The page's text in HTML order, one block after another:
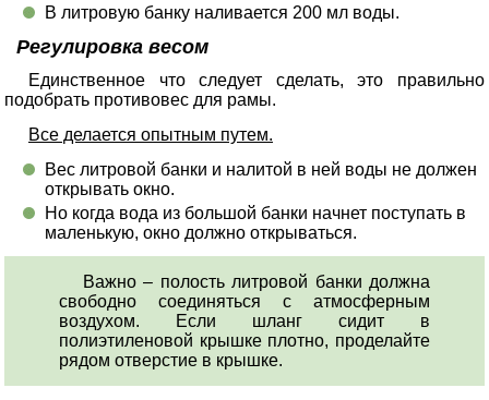
В литровую банку наливается 200 мл воды.
Регулировка весом
Единственное что следует сделать, это правильно
подобрать противовес для рамы.
Все делается опытным путем.
Вес литровой банки и налитой в ней воды не должен
открывать окно.
Но когда вода из большой банки начнет поступать в
маленькую, окно должно открываться.
Важно – полость литровой банки должна
свободно соединяться с атмосферным
воздухом. Если шланг сидит в
полиэтиленовой крышке плотно, проделайте
рядом отверстие в крышке.